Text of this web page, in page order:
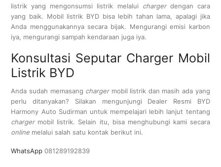
listrik yang mengonsumsi listrik melalui chargerdengan cara
yang baik. Mobil listrik BYD bisa lebih tahan lama, apalagi jika
Anda menggunakannya secara bijak. Mengurangi emisi karbon
iya, mengurangi sampah kendaraan juga iya.
Konsultasi Seputar Charger Mobil
Listrik BYD
Anda sudah memasang chargermobil listrik dan masih ada yang
perlu ditanyakan? Silakan mengunjungi Dealer Resmi BYD
Harmony Auto Sudirman untuk mempelajari lebih lanjut tentang
chargermobil listrik. Selain itu, bisa menghubungi kami secara
online melalui salah satu kontak berikut ini.
WhatsApp 081289192839